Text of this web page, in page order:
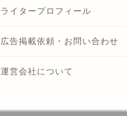
ライタープロフィール
広告掲載依頼・お問い合わせ
運営会社について